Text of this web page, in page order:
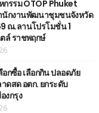
รรม OTOP Phuket
นักงานพัฒนาชุมชนจังหวัด
ณ.ลานโปรโมชั่น 1
ล์ ราชพฤกษ์
อกซื้อ เลือกกิน ปลอดภัย
ดสด อตก. ยกระดับ
งกรุง